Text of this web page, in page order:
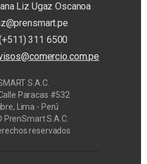
Liz Ugaz Oscanoa
311 6500
S.A.C.
Paracas #532
Lima - Perú
S.A.C.
reservados